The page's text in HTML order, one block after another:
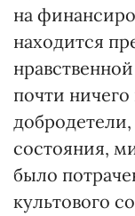
на
находится
почти ничего
состояния,
было
культового